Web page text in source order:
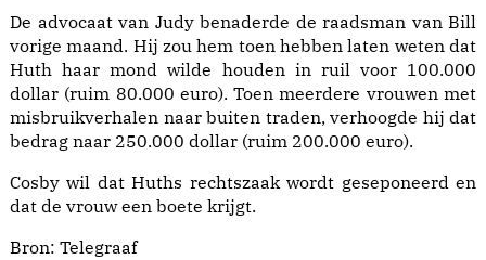
De advocaat van Judy benaderde de raadsman van Bill
vorige maand. Hij zou hem toen hebben laten weten dat
Huth haar mond wilde houden in ruil voor 100.000
dollar (ruim 80.000 euro). Toen meerdere vrouwen met
misbruikverhalen naar buiten traden, verhoogde hij dat
bedrag naar 250.000 dollar (ruim 200.000 euro).
Cosby wil dat Huths rechtszaak wordt geseponeerd en
dat de vrouw een boete krijgt.
Bron: Telegraaf